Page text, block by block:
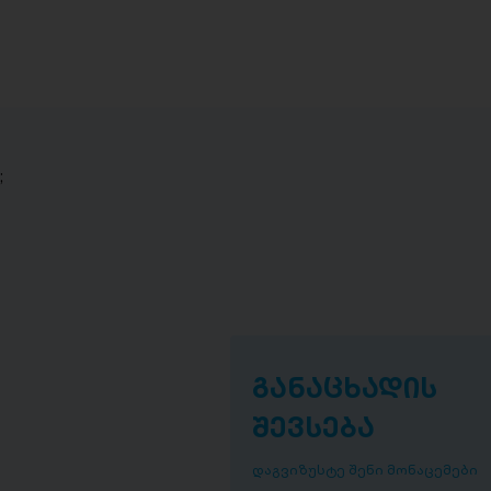
;
განაცხადის
შევსება
დაგვიზუსტე შენი მონაცემები